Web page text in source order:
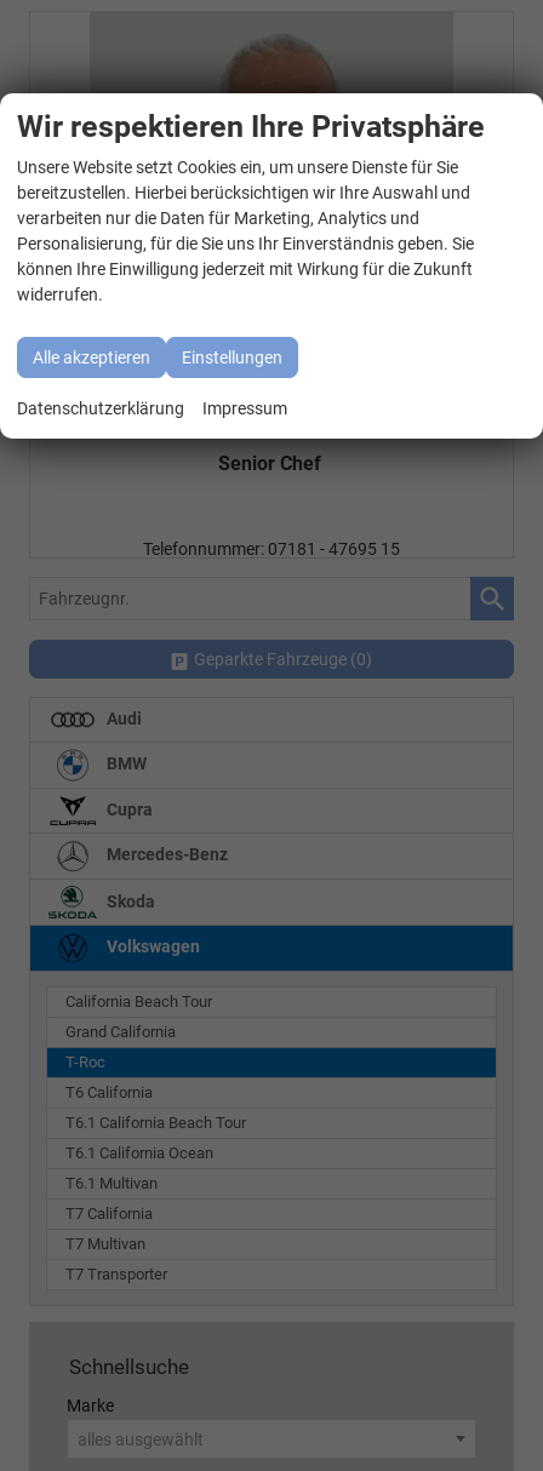
Özen Özkara
Senior Chef
Telefonnummer: 07181 - 47695 15
Fahrzeugnr.
Geparkte Fahrzeuge (0)
Audi
BMW
Cupra
Mercedes-Benz
Skoda
Volkswagen
California Beach Tour
Grand California
T-Roc
T6 California
T6.1 California Beach Tour
T6.1 California Ocean
T6.1 Multivan
T7 California
T7 Multivan
T7 Transporter
Schnellsuche
Marke
alles ausgewählt
Wir respektieren Ihre Privatsphäre
Unsere Website setzt Cookies ein, um unsere Dienste für Sie
bereitzustellen. Hierbei berücksichtigen wir Ihre Auswahl und
verarbeiten nur die Daten für Marketing, Analytics und
Personalisierung, für die Sie uns Ihr Einverständnis geben. Sie
können Ihre Einwilligung jederzeit mit Wirkung für die Zukunft
widerrufen.
Alle akzeptieren Einstellungen
Datenschutzerklärung Impressum